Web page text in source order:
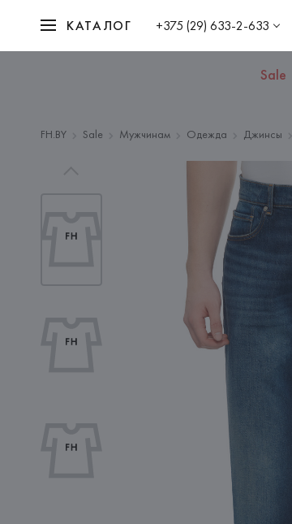
КАТАЛОГ +375 (29) 633-2-633
Sale
FH.BY Sale Мужчинам Одежда Джинсы